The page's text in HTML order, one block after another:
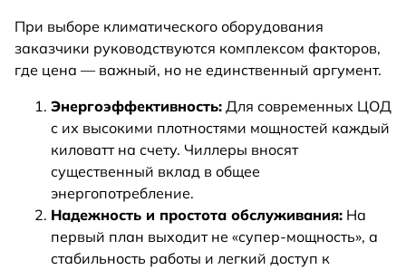
При выборе климатического оборудования
заказчики руководствуются комплексом факторов,
где цена — важный, но не единственный аргумент.
Энергоэффективность: Для современных ЦОД
с их высокими плотностями мощностей каждый
киловатт на счету. Чиллеры вносят
существенный вклад в общее
энергопотребление.
Надежность и простота обслуживания: На
первый план выходит не «супер-мощность», а
стабильность работы и легкий доступ к